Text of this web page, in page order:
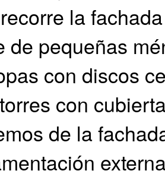
la
de pequeñas
con discos
con
de la